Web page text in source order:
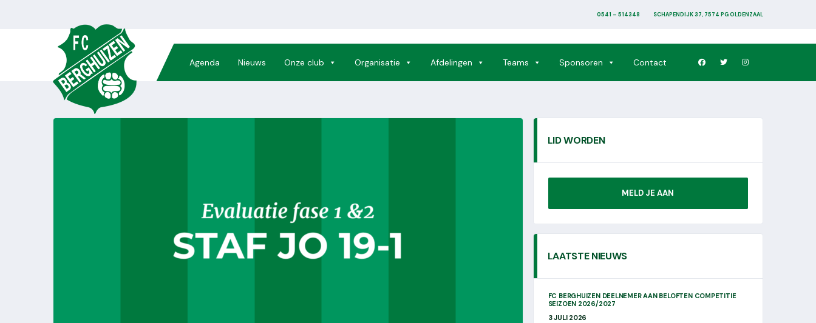
0541 – 514348 SCHAPENDIJK 37, 7574 PG OLDENZAAL
Agenda Nieuws Onze club Organisatie Afdelingen Teams Sponsoren Contact
LID WORDEN
MELD JE AAN
LAATSTE NIEUWS
FC BERGHUIZEN DEELNEMER AAN BELOFTEN COMPETITIE
SEIZOEN 2026/2027
3 JULI 2026